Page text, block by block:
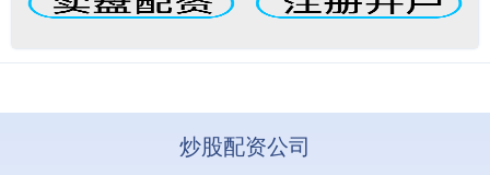
炒股配资公司